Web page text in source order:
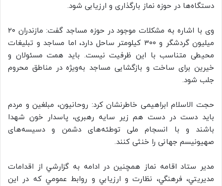
دستگاه‌ها در حوزه نماز بارگذاری و ارزیابی شود.
وی با اشاره به مشکلات موجود در حوزه مساجد گفت: مازندران ۲۰
میلیون گردشگر و ۳۰۰ کیلومتر ساحل دارد، اما مساجد و تبلیغات
محیطی متناسب با این ظرفیت نیست. باید همت مسئولان و
خیرین برای ساخت و بازگشایی مساجد به‌ویژه در مناطق محروم
جلب شود.
حجت الاسلام ابراهیمی خاطرنشان کرد: روحانیون، مبلغین و مردم
باید دست در دست هم زیر سایه رهبری، پاسدار خون شهدا
باشند و با انسجام ملی توطئه‌های دشمن و دسیسه‌های
صهیونیسم جهانی را خنثی کنند.
مدیر ستاد اقامه نماز همچنين در ادامه به گزارشي از اقدامات
مديريتي، فرهنگي، نظارت و ارزيابي و روابط عمومي كه در اين